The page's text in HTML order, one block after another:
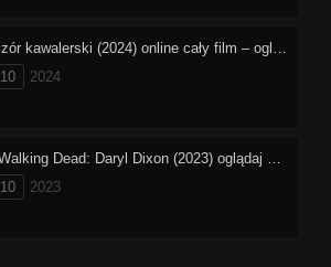
10
2024
10
2023